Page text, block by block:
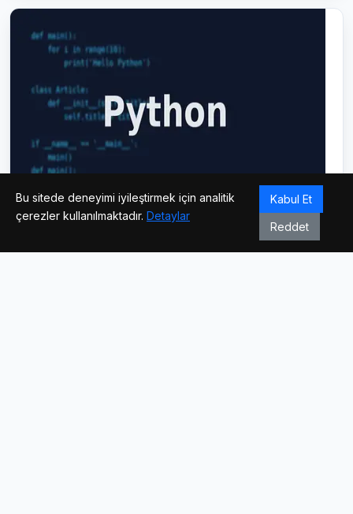
08.06.2026
Bu sitede deneyimi iyileştirmek için analitik
çerezler kullanılmaktadır. Detaylar
Kabul Et
Reddet